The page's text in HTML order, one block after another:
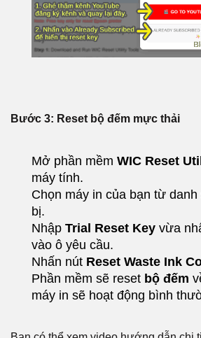
Bước 3: Reset bộ đếm mực thải
Mở phần mềm WIC Reset
máy tính.
Chọn máy in của bạn từ danh
bị.
Nhập Trial Reset Key vừa
vào ô yêu cầu.
Nhấn nút Reset Waste Ink
Phần mềm sẽ reset bộ đếm
máy in sẽ hoạt động bình